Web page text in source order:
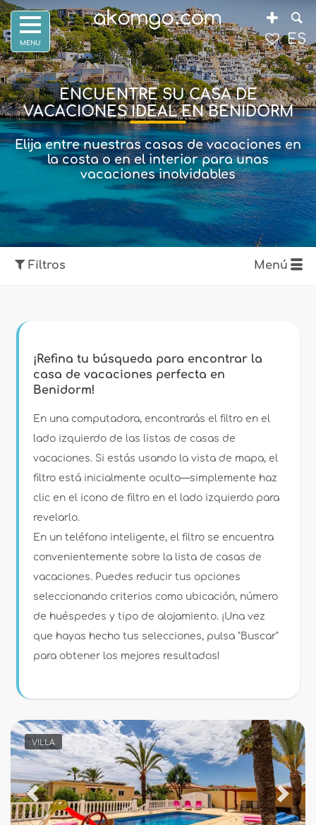
ENCUENTRE SU CASA DE
VACACIONES IDEAL EN BENIDORM
Elija entre nuestras casas de vacaciones en
la costa o en el interior para unas
vacaciones inolvidables
Filtros Menú
Personas
Cuartos de baño
Condiciones
Opciones
Distancias
Confort
¡Refina tu búsqueda para encontrar la
casa de vacaciones perfecta en
Benidorm!
En una computadora, encontrarás el filtro en el
lado izquierdo de las listas de casas de
vacaciones. Si estás usando la vista de mapa, el
filtro está inicialmente oculto—simplemente haz
clic en el icono de filtro en el lado izquierdo para
revelarlo.
En un teléfono inteligente, el filtro se encuentra
convenientemente sobre la lista de casas de
vacaciones. Puedes reducir tus opciones
seleccionando criterios como ubicación, número
de huéspedes y tipo de alojamiento. ¡Una vez
que hayas hecho tus selecciones, pulsa "Buscar"
para obtener los mejores resultados!
VILLA
Previous Next
ES